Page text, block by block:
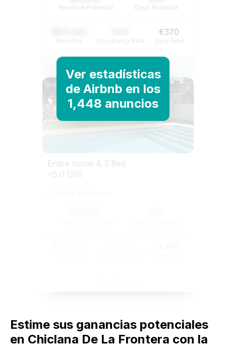
Revenue Potential Days Available
Revenue Occupancy Rate
€370
Daily Rate
View Listing
Entire home & 3 Bed
⭐5.0 (29)
Ver estadísticas
de Airbnb en los
1,448 anuncios
Estime sus ganancias potenciales
en Chiclana De La Frontera con la